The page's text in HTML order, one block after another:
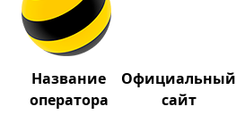
Название
оператора
Официальный
сайт